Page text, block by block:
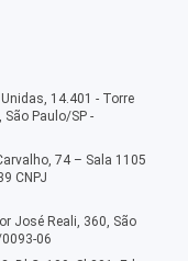
14.401 - Torre
Paulo/SP -
74 – Sala 1105
CNPJ
José Reali, 360, São
06